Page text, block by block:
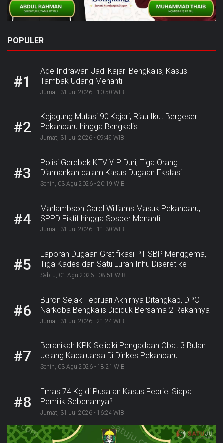
POPULER
#1
Ade Indrawan Jadi Kajari Bengkalis, Kasus
Tambak Udang Menanti
Jumat, 31 Jul 2026 - 10:50 WIB
#2
Kejagung Mutasi 90 Kajari, Riau Ikut Bergeser:
Pekanbaru hingga Bengkalis
Jumat, 31 Jul 2026 - 09:49 WIB
#3
Polisi Gerebek KTV VIP Duri, Tiga Orang
Diamankan dalam Kasus Dugaan Ekstasi
Senin, 03 Agu 2026 - 20:19 WIB
#4
Marlambson Carel Williams Masuk Pekanbaru,
SPPD Fiktif hingga Sosper Menanti
Jumat, 31 Jul 2026 - 11:30 WIB
#5
Laporan Dugaan Gratifikasi PT SBP Menggema,
Tiga Kades dan Satu Lurah Inhu Diseret ke
Kejaksaan
Sabtu, 01 Agu 2026 - 08:51 WIB
#6
Buron Sejak Februari Akhirnya Ditangkap, DPO
Narkoba Bengkalis Diciduk Bersama 2 Rekannya
Jumat, 31 Jul 2026 - 21:24 WIB
#7
Beranikah KPK Selidiki Pengadaan Obat 3 Bulan
Jelang Kadaluarsa Di Dinkes Pekanbaru
Senin, 03 Agu 2026 - 18:21 WIB
#8
Emas 74 Kg di Pusaran Kasus Febrie: Siapa
Pemilik Sebenarnya?
Jumat, 31 Jul 2026 - 16:24 WIB